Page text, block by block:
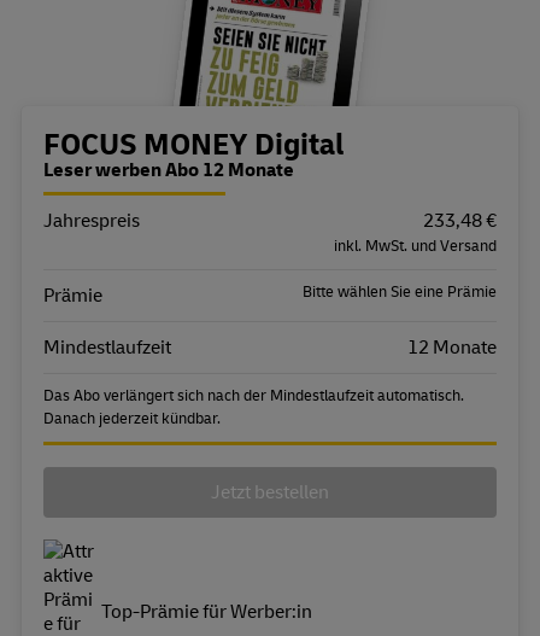
Bestellübersicht
FOCUS MONEY Digital
Leser werben Abo 12 Monate
Eigenschaft
Jahrespreis 233,48 €
inkl. MwSt. und Versand
Prämie Bitte wählen Sie eine Prämie
Mindestlaufzeit 12 Monate
Das Abo verlängert sich nach der Mindestlaufzeit automatisch.
Danach jederzeit kündbar.
Jetzt bestellen
Top-Prämie für Werber:in